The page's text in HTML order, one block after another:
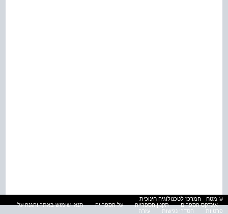
© מטח - המרכז לטכנולוגיה חינוכית
אינדקס הספרים
תקנון הספרייה על הספרייה
תנאי שימוש באתר והגנה על
פרטיות
הסדרי נגישות עזרה